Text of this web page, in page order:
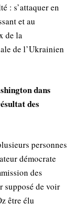
: s’attaquer en
et au
de la
de l’Ukrainien
dans
des
personnes
démocrate
des
supposé de voir
être élu